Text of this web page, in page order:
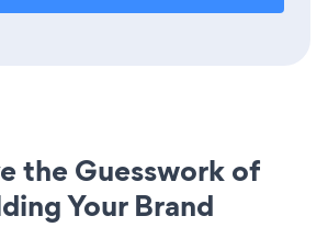
the Guesswork of
Your Brand